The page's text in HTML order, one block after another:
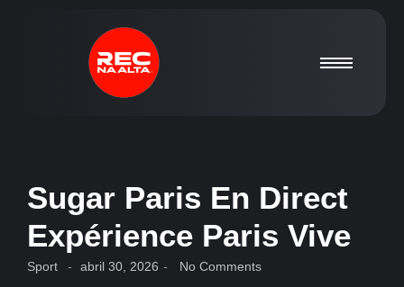
Sugar Paris En Direct
Expérience Paris Vive
Sport - abril 30, 2026 - No Comments